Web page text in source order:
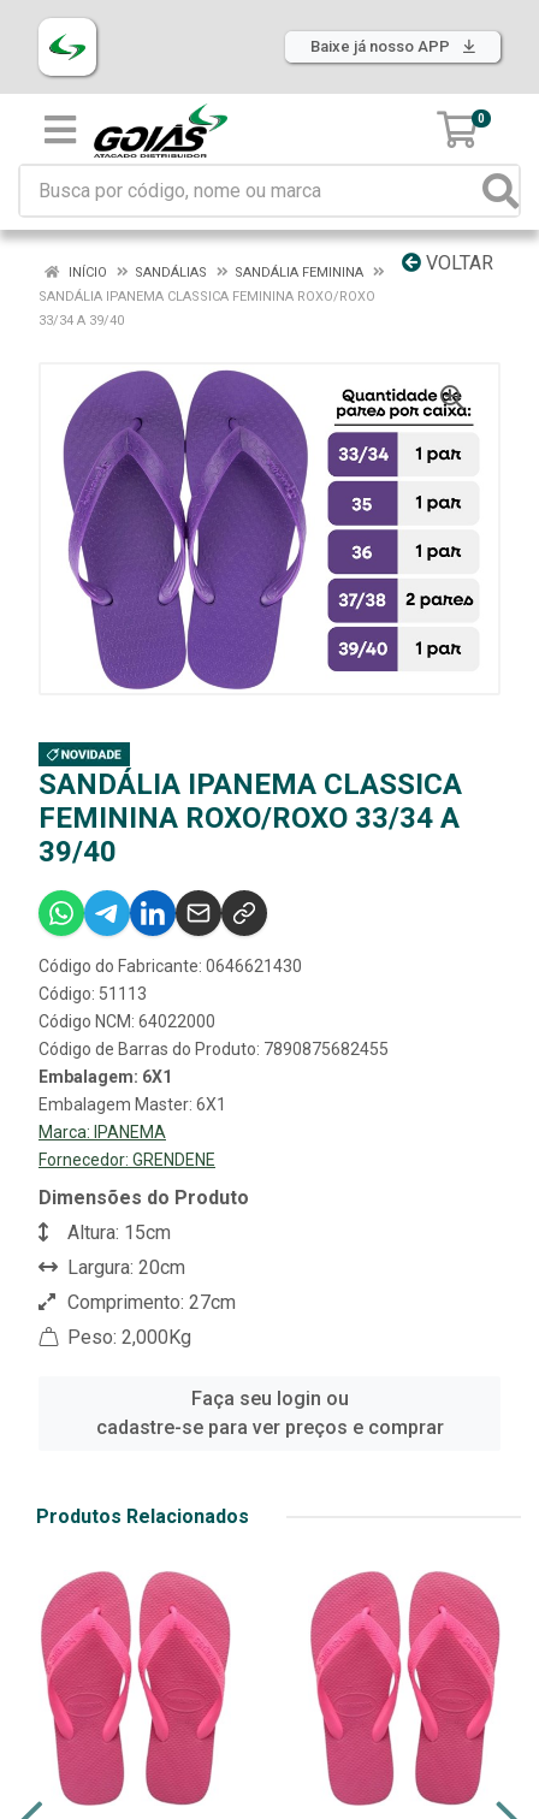
Baixe já nosso APP
0
VOLTAR
INÍCIO SANDÁLIAS
SANDÁLIA FEMININA
SANDÁLIA IPANEMA CLASSICA FEMININA ROXO/ROXO
33/34 A 39/40
SANDÁLIA IPANEMA CLASSICA
FEMININA ROXO/ROXO 33/34 A
39/40
Código do Fabricante: 0646621430
Código: 51113
Código NCM: 64022000
Código de Barras do Produto: 7890875682455
Embalagem: 6X1
Embalagem Master: 6X1
Marca: IPANEMA
Fornecedor: GRENDENE
Dimensões do Produto
Altura: 15cm
Largura: 20cm
Comprimento: 27cm
Peso: 2,000Kg
Faça seu login ou
cadastre-se para ver preços e comprar
Produtos Relacionados